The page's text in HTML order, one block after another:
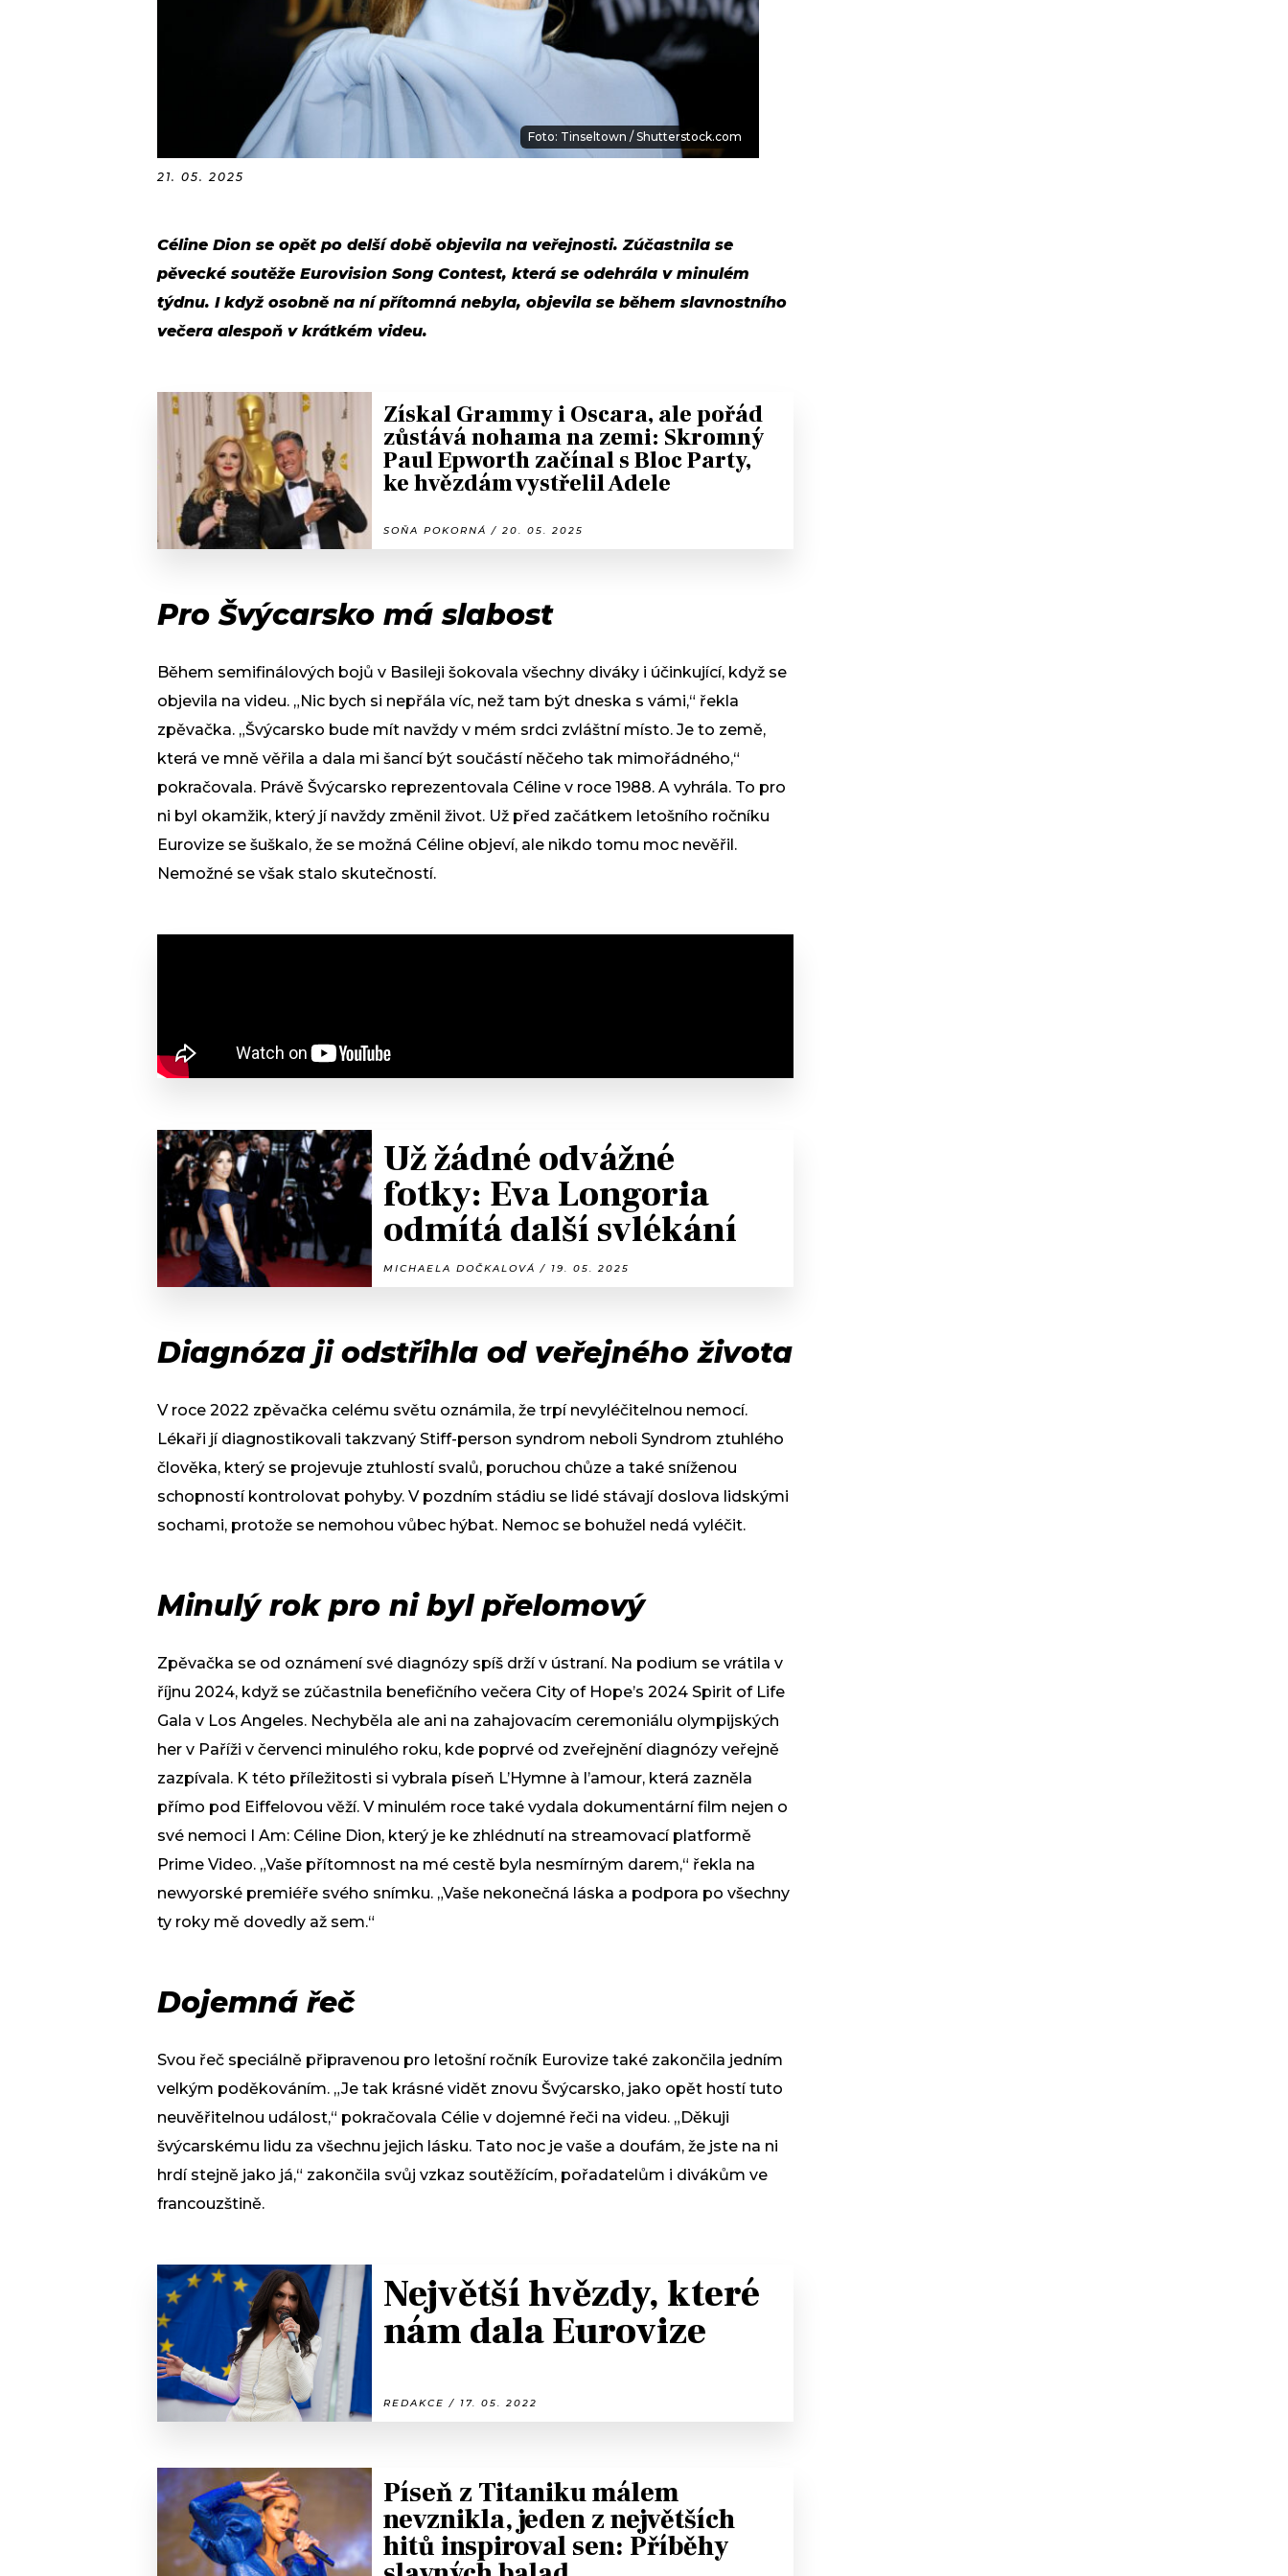
Foto: Tinseltown / Shutterstock.com
21. 05. 2025
Céline Dion se opět po delší době objevila na veřejnosti. Zúčastnila se
pěvecké soutěže Eurovision Song Contest, která se odehrála v minulém
týdnu. I když osobně na ní přítomná nebyla, objevila se během slavnostního
večera alespoň v krátkém videu.
Získal Grammy i Oscara, ale pořád
zůstává nohama na zemi: Skromný
Paul Epworth začínal s Bloc Party,
ke hvězdám vystřelil Adele
SOŇA POKORNÁ / 20. 05. 2025
Pro Švýcarsko má slabost
Během semifinálových bojů v Basileji šokovala všechny diváky i účinkující, když se
objevila na videu. „Nic bych si nepřála víc, než tam být dneska s vámi,“ řekla
zpěvačka. „Švýcarsko bude mít navždy v mém srdci zvláštní místo. Je to země,
která ve mně věřila a dala mi šancí být součástí něčeho tak mimořádného,“
pokračovala. Právě Švýcarsko reprezentovala Céline v roce 1988. A vyhrála. To pro
ni byl okamžik, který jí navždy změnil život. Už před začátkem letošního ročníku
Eurovize se šuškalo, že se možná Céline objeví, ale nikdo tomu moc nevěřil.
Nemožné se však stalo skutečností.
Už žádné odvážné
fotky: Eva Longoria
odmítá další svlékání
MICHAELA DOČKALOVÁ / 19. 05. 2025
Diagnóza ji odstřihla od veřejného života
V roce 2022 zpěvačka celému světu oznámila, že trpí nevyléčitelnou nemocí.
Lékaři jí diagnostikovali takzvaný Stiff-person syndrom neboli Syndrom ztuhlého
člověka, který se projevuje ztuhlostí svalů, poruchou chůze a také sníženou
schopností kontrolovat pohyby. V pozdním stádiu se lidé stávají doslova lidskými
sochami, protože se nemohou vůbec hýbat. Nemoc se bohužel nedá vyléčit.
Minulý rok pro ni byl přelomový
Zpěvačka se od oznámení své diagnózy spíš drží v ústraní. Na podium se vrátila v
říjnu 2024, když se zúčastnila benefičního večera City of Hope’s 2024 Spirit of Life
Gala v Los Angeles. Nechyběla ale ani na zahajovacím ceremoniálu olympijských
her v Paříži v červenci minulého roku, kde poprvé od zveřejnění diagnózy veřejně
zazpívala. K této příležitosti si vybrala píseň L’Hymne à l’amour, která zazněla
přímo pod Eiffelovou věží. V minulém roce také vydala dokumentární film nejen o
své nemoci I Am: Céline Dion, který je ke zhlédnutí na streamovací platformě
Prime Video. „Vaše přítomnost na mé cestě byla nesmírným darem,“ řekla na
newyorské premiéře svého snímku. „Vaše nekonečná láska a podpora po všechny
ty roky mě dovedly až sem.“
Dojemná řeč
Svou řeč speciálně připravenou pro letošní ročník Eurovize také zakončila jedním
velkým poděkováním. „Je tak krásné vidět znovu Švýcarsko, jako opět hostí tuto
neuvěřitelnou událost,“ pokračovala Célie v dojemné řeči na videu. „Děkuji
švýcarskému lidu za všechnu jejich lásku. Tato noc je vaše a doufám, že jste na ni
hrdí stejně jako já,“ zakončila svůj vzkaz soutěžícím, pořadatelům i divákům ve
francouzštině.
Největší hvězdy, které
nám dala Eurovize
REDAKCE / 17. 05. 2022
Píseň z Titaniku málem
nevznikla, jeden z největších
hitů inspiroval sen: Příběhy